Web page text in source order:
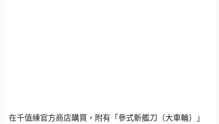
在千值練官方商店購買，附有「參式斬艦刀（大車輪）」